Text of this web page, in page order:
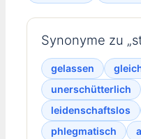
Synonyme zu
gelassen
unerschütterlich
leidenschaftslos
phlegmatisch